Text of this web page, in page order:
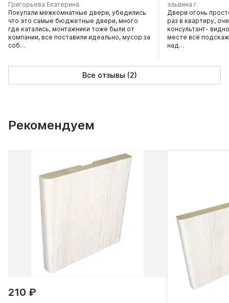
Григорьева Екатерина
Покупали межкомнатные двери, убедились
что это самые бюджетные двери, много
где катались, монтажники тоже были от
компании, все поставили идеально, мусор за
соб…
эльвина г.
Двери огонь
раз в квартиру,
консультант-
месте всё
над…
Все отзывы (2)
Рекомендуем
210 ₽